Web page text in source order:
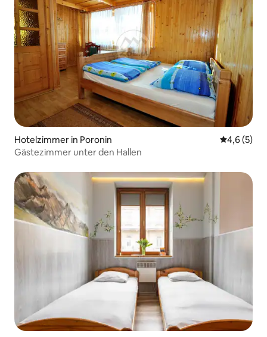
Hotelzimmer in Poronin
4,6 (5)
Gästezimmer unter den Hallen